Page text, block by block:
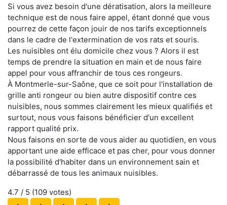
Si vous avez besoin d'une dératisation, alors la meilleure
technique est de nous faire appel, étant donné que vous
pourrez de cette façon jouir de nos tarifs exceptionnels
dans le cadre de l'extermination de vos rats et souris.
Les nuisibles ont élu domicile chez vous ? Alors il est
temps de prendre la situation en main et de nous faire
appel pour vous affranchir de tous ces rongeurs.
À Montmerle-sur-Saône, que ce soit pour l'installation de
grille anti rongeur ou bien autre dispositif contre ces
nuisibles, nous sommes clairement les mieux qualifiés et
surtout, nous vous faisons bénéficier d'un excellent
rapport qualité prix.
Nous faisons en sorte de vous aider au quotidien, en vous
apportant une aide efficace et pas cher, pour vous donner
la possibilité d'habiter dans un environnement sain et
débarrassé de tous les animaux nuisibles.
4.7 / 5 (109 votes)